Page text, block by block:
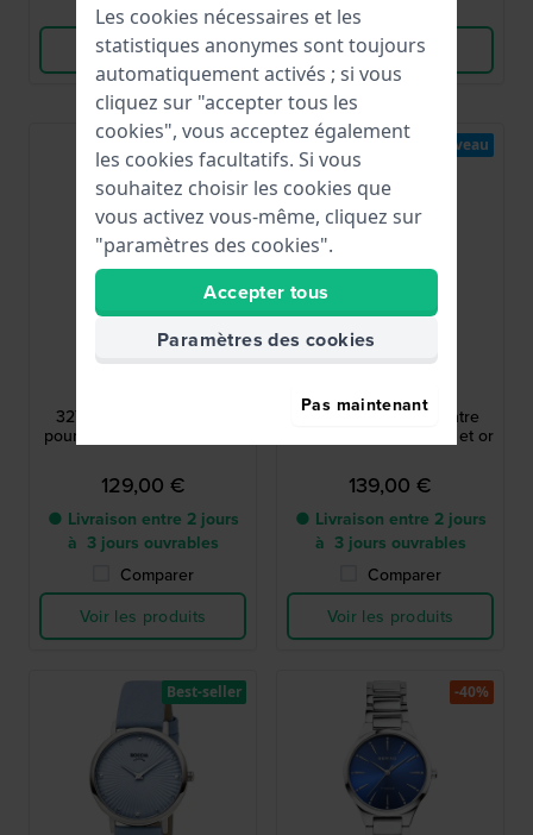
Comparer
Voir les produits
Voir les produits
Boccia
3277-03 22 mm Montre
pour femme en or et titane
129,00 €
● Livraison entre 2 jours
à 3 jours ouvrables
Comparer
Voir les produits
Nouveau
Boccia
3262-04
3262-04 20 mm Montre
pour femmes en titane et or
139,00 €
● Livraison entre 2 jours
à 3 jours ouvrables
Comparer
Voir les produits
Nouveau
Best-seller -40%
Les cookies nécessaires et les
statistiques anonymes sont toujours
automatiquement activés ; si vous
cliquez sur "accepter tous les
cookies", vous acceptez également
les cookies facultatifs. Si vous
souhaitez choisir les cookies que
vous activez vous-même, cliquez sur
"paramètres des cookies".
Accepter tous
Paramètres des cookies
Pas maintenant